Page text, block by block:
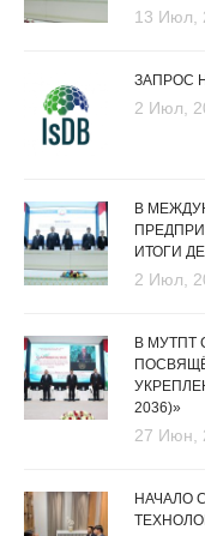
13 Июл,
ЗАПРОС
2 Июл,
В
ИТОГИ
2 Июл,
В МУТПТ
2036)»
27 Июн,
НАЧАЛО